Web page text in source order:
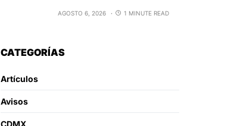
AGOSTO 6, 2026 1 MINUTE READ
CATEGORÍAS
Artículos
Avisos
CDMX